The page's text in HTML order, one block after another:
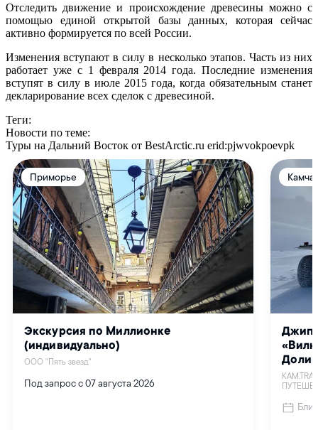
Отследить движение и происхождение древесины можно с
помощью единой открытой базы данных, которая сейчас
активно формируется по всей России.
Изменения вступают в силу в несколько этапов. Часть из них
работает уже с 1 февраля 2014 года. Последние изменения
вступят в силу в июле 2015 года, когда обязательным станет
декларирование всех сделок с древесиной.
Теги:
Новости по теме:
Туры на Дальний Восток от BestArctic.ru erid:pjwvokpoevpk